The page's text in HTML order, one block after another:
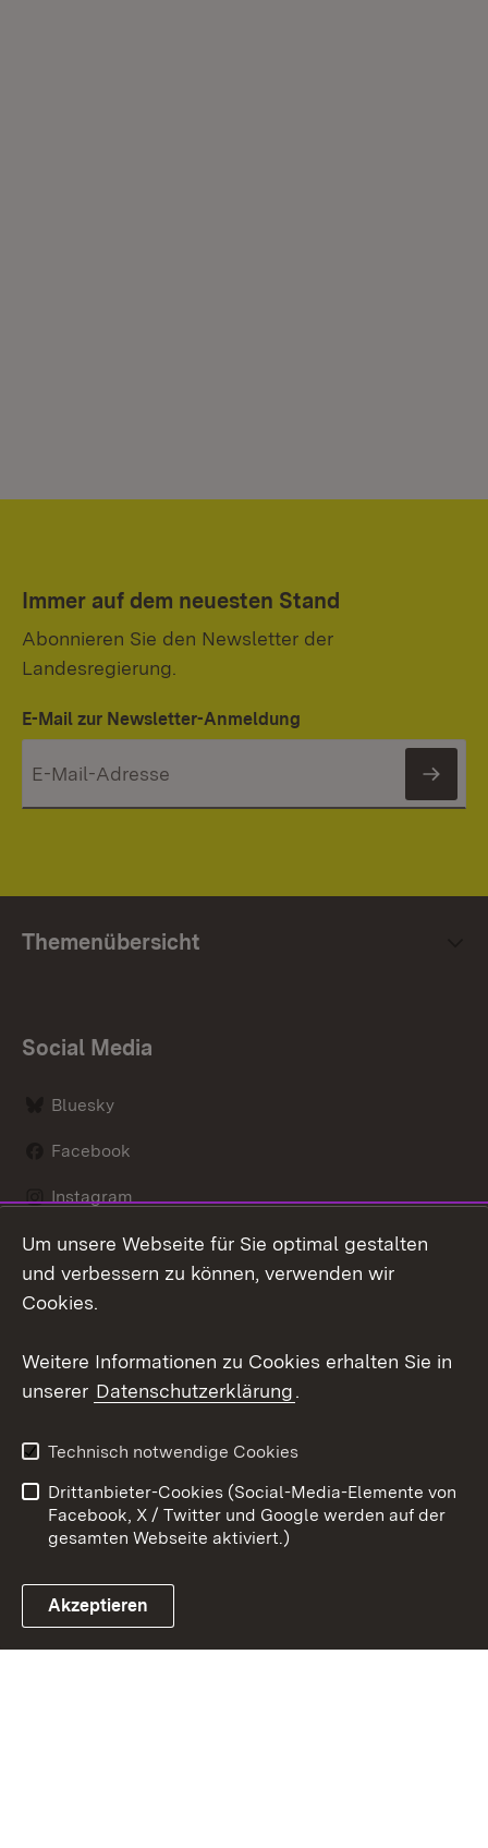
Immer auf dem neuesten Stand
Abonnieren Sie den Newsletter der
Landesregierung.
E-Mail zur Newsletter-Anmeldung
Themenübersicht
Social Media
Bluesky
Facebook
Instagram
LinkedIn
Link zum Landesportal
Datenschutz
Barrierefreiheit
Impressum
Cookies
Um unsere Webseite für Sie optimal gestalten
und verbessern zu können, verwenden wir
Cookies.
Weitere Informationen zu Cookies erhalten Sie in
unserer Datenschutzerklärung.
Technisch notwendige Cookies
Drittanbieter-Cookies (Social-Media-Elemente von
Facebook, X / Twitter und Google werden auf der
gesamten Webseite aktiviert.)
Akzeptieren